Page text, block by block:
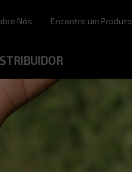
Nós Encontre um Produto